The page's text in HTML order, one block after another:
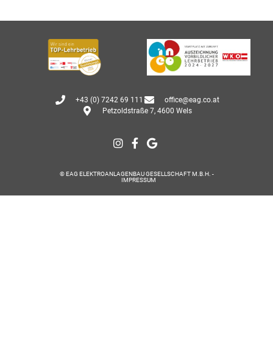
+43 (0) 7242 69 111
office@eag.co.at
Petzoldstraße 7, 4600 Wels
© EAG ELEKTROANLAGENBAU GESELLSCHAFT M.B.H. -
IMPRESSUM